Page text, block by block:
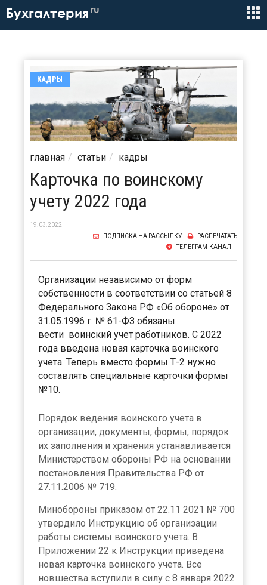
Бухгалтерия ru
КАДРЫ
главная статьи кадры
Карточка по воинскому
учету 2022 года
19.03.2022
РАСПЕЧАТАТЬ
ПОДПИСКА НА РАССЫЛКУ
ТЕЛЕГРАМ-КАНАЛ
Организации независимо от форм
собственности в соответствии со статьей 8
Федерального Закона РФ «Об обороне» от
31.05.1996 г. № 61-ФЗ обязаны
вести воинский учет работников. С 2022
года введена новая карточка воинского
учета. Теперь вместо формы Т-2 нужно
составлять специальные карточки формы
№10.
Порядок ведения воинского учета в
организации, документы, формы, порядок
их заполнения и хранения устанавливается
Министерством обороны РФ на основании
постановления Правительства РФ от
27.11.2006 № 719.
Минобороны приказом от 22.11 2021 № 700
утвердило Инструкцию об организации
работы системы воинского учета. В
Приложении 22 к Инструкции приведена
новая карточка воинского учета. Все
новшества вступили в силу с 8 января 2022